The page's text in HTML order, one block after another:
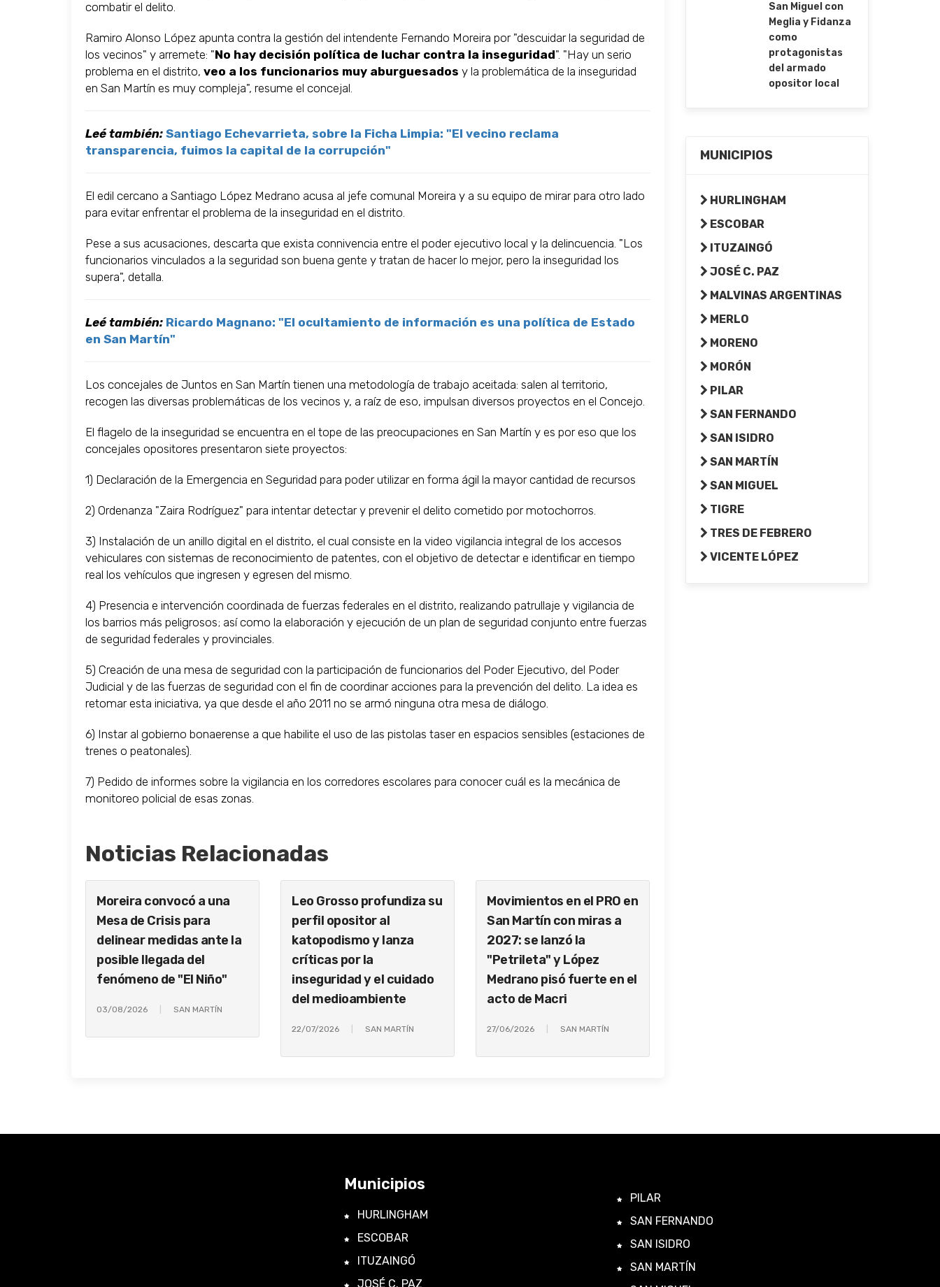
combatir el delito.
Ramiro Alonso López apunta contra la gestión del intendente Fernando Moreira por "descuidar la seguridad de
los vecinos" y arremete: "No hay decisión política de luchar contra la inseguridad". "Hay un serio
problema en el distrito, veo a los funcionarios muy aburguesados y la problemática de la inseguridad
en San Martín es muy compleja", resume el concejal.
Leé también: Santiago Echevarrieta, sobre la Ficha Limpia: "El vecino reclama
transparencia, fuimos la capital de la corrupción"
El edil cercano a Santiago López Medrano acusa al jefe comunal Moreira y a su equipo de mirar para otro lado
para evitar enfrentar el problema de la inseguridad en el distrito.
Pese a sus acusaciones, descarta que exista connivencia entre el poder ejecutivo local y la delincuencia. "Los
funcionarios vinculados a la seguridad son buena gente y tratan de hacer lo mejor, pero la inseguridad los
supera", detalla.
Leé también: Ricardo Magnano: "El ocultamiento de información es una política de Estado
en San Martín"
Los concejales de Juntos en San Martín tienen una metodología de trabajo aceitada: salen al territorio,
recogen las diversas problemáticas de los vecinos y, a raíz de eso, impulsan diversos proyectos en el Concejo.
El flagelo de la inseguridad se encuentra en el tope de las preocupaciones en San Martín y es por eso que los
concejales opositores presentaron siete proyectos:
1) Declaración de la Emergencia en Seguridad para poder utilizar en forma ágil la mayor cantidad de recursos
2) Ordenanza "Zaira Rodríguez" para intentar detectar y prevenir el delito cometido por motochorros.
3) Instalación de un anillo digital en el distrito, el cual consiste en la video vigilancia integral de los accesos
vehiculares con sistemas de reconocimiento de patentes, con el objetivo de detectar e identificar en tiempo
real los vehículos que ingresen y egresen del mismo.
4) Presencia e intervención coordinada de fuerzas federales en el distrito, realizando patrullaje y vigilancia de
los barrios más peligrosos; así como la elaboración y ejecución de un plan de seguridad conjunto entre fuerzas
de seguridad federales y provinciales.
5) Creación de una mesa de seguridad con la participación de funcionarios del Poder Ejecutivo, del Poder
Judicial y de las fuerzas de seguridad con el fin de coordinar acciones para la prevención del delito. La idea es
retomar esta iniciativa, ya que desde el año 2011 no se armó ninguna otra mesa de diálogo.
6) Instar al gobierno bonaerense a que habilite el uso de las pistolas taser en espacios sensibles (estaciones de
trenes o peatonales).
7) Pedido de informes sobre la vigilancia en los corredores escolares para conocer cuál es la mecánica de
monitoreo policial de esas zonas.
Noticias Relacionadas
Moreira convocó a una
Mesa de Crisis para
delinear medidas ante la
posible llegada del
fenómeno de "El Niño"
03/08/2026 SAN MARTÍN
Leo Grosso profundiza su
perfil opositor al
katopodismo y lanza
críticas por la
inseguridad y el cuidado
del medioambiente
22/07/2026 SAN MARTÍN
Movimientos en el PRO en
San Martín con miras a
2027: se lanzó la
"Petrileta" y López
Medrano pisó fuerte en el
acto de Macri
27/06/2026 SAN MARTÍN
San Miguel con
Meglia y Fidanza
como
protagonistas
del armado
opositor local
MUNICIPIOS
HURLINGHAM
ESCOBAR
ITUZAINGÓ
JOSÉ C. PAZ
MALVINAS ARGENTINAS
MERLO
MORENO
MORÓN
PILAR
SAN FERNANDO
SAN ISIDRO
SAN MARTÍN
SAN MIGUEL
TIGRE
TRES DE FEBRERO
VICENTE LÓPEZ
Municipios
HURLINGHAM
ESCOBAR
ITUZAINGÓ
JOSÉ C. PAZ
PILAR
SAN FERNANDO
SAN ISIDRO
SAN MARTÍN